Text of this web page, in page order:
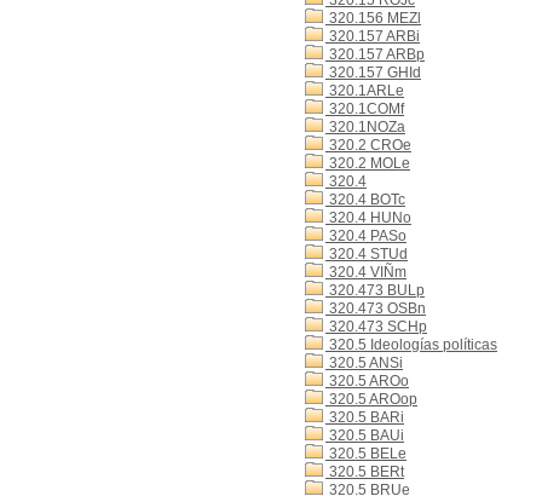
320.156 MEZl
320.157 ARBi
320.157 ARBp
320.157 GHId
320.1ARLe
320.1COMf
320.1NOZa
320.2 CROe
320.2 MOLe
320.4
320.4 BOTc
320.4 HUNo
320.4 PASo
320.4 STUd
320.4 VIÑm
320.473 BULp
320.473 OSBn
320.473 SCHp
320.5 Ideologías políticas
320.5 ANSi
320.5 AROo
320.5 AROop
320.5 BARi
320.5 BAUi
320.5 BELe
320.5 BERt
320.5 BRUe